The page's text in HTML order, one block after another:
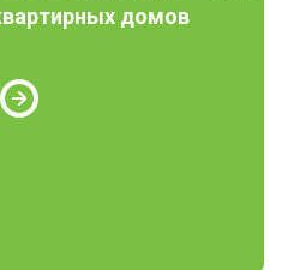
домов